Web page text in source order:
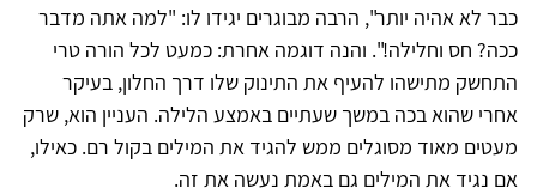
כבר לא אהיה יותר", הרבה מבוגרים יגידו לו: "למה אתה מדבר
ככה? חס וחלילה!". והנה דוגמה אחרת: כמעט לכל הורה טרי
התחשק מתישהו להעיף את התינוק שלו דרך החלון, בעיקר
אחרי שהוא בכה במשך שעתיים באמצע הלילה. העניין הוא, שרק
מעטים מאוד מסוגלים ממש להגיד את המילים בקול רם. כאילו,
אם נגיד את המילים גם באמת נעשה את זה.